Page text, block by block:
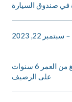
صندوق السيارة
22, 2023
رجل أدين بالشروع في القتل لضربه صبيا يبلغ من العمر 6 سنوات
على الرصيف